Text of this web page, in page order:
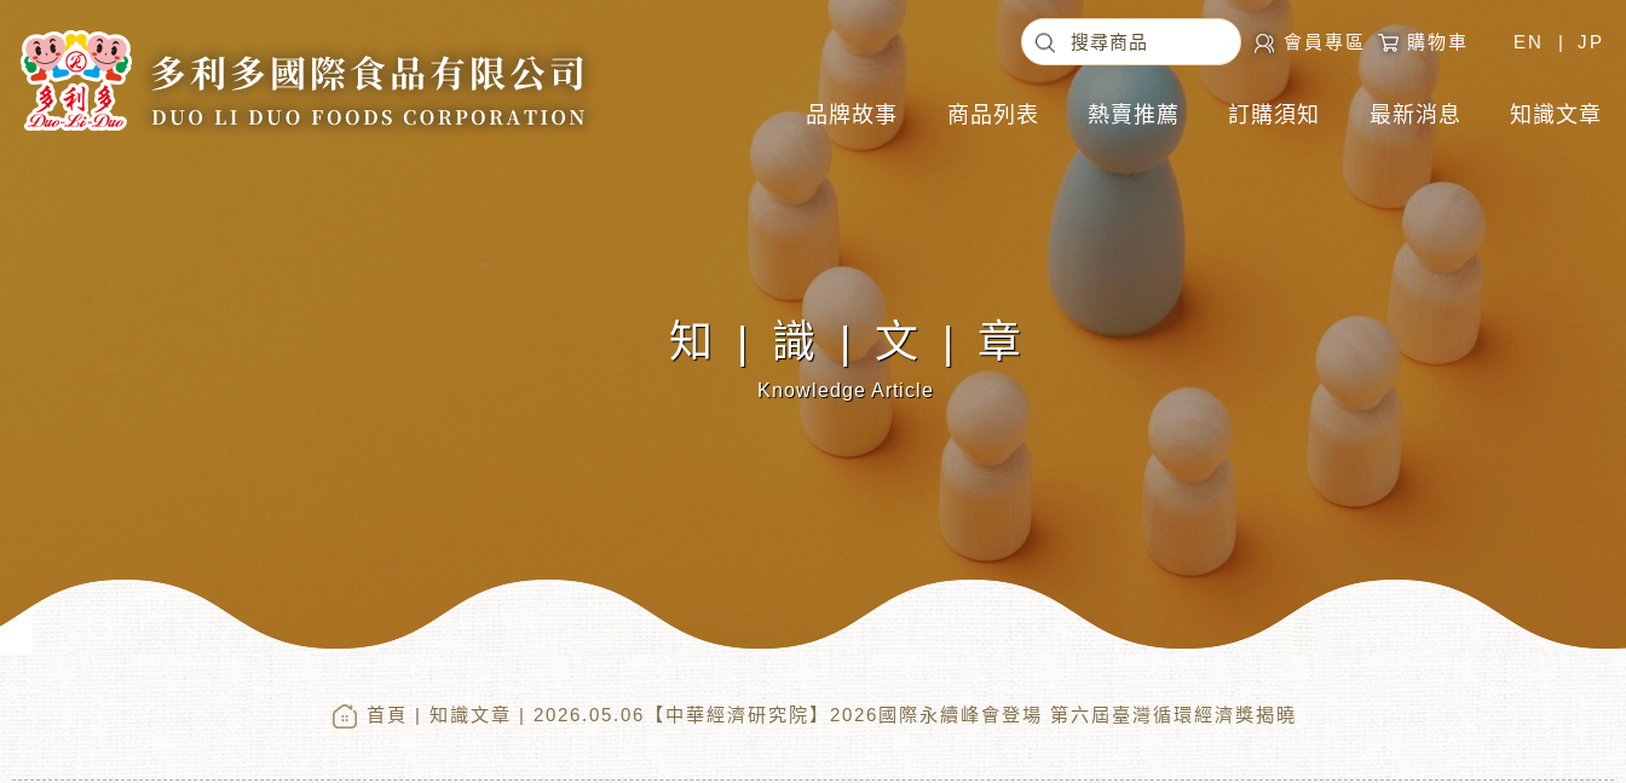
會員專區 購物車 EN | JP
品牌故事 商品列表 熱賣推薦 訂購須知 最新消息 知識文章
知|識|文|章
Knowledge Article
首頁 | 知識文章 | 2026.05.06【中華經濟研究院】2026國際永續峰會登場 第六屆臺灣循環經濟獎揭曉